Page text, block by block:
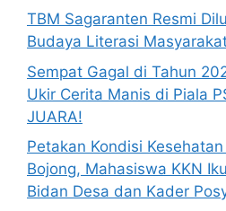
TBM Sagaranten Resmi
Budaya Literasi
Sempat Gagal di Tahun
Ukir Cerita Manis di Piala
JUARA!
Petakan Kondisi
Bojong, Mahasiswa KKN
Bidan Desa dan Kader